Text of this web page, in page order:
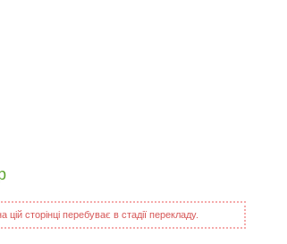
сторінці перебуває в стадії перекладу.